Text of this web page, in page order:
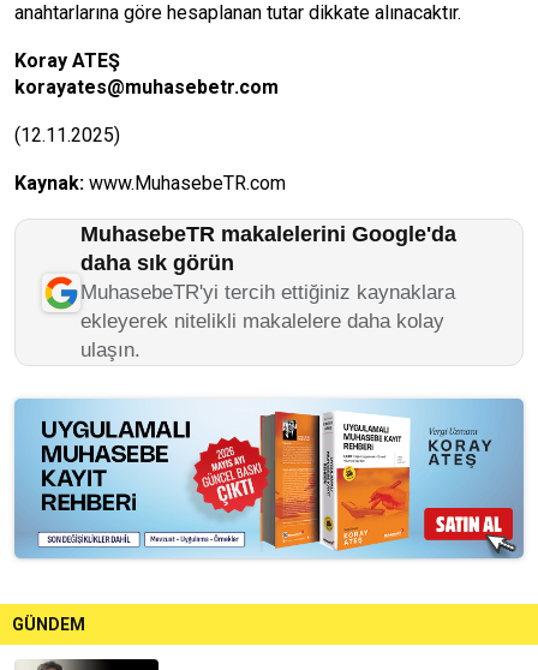
anahtarlarına göre hesaplanan tutar dikkate alınacaktır.
Koray ATEŞ
korayates@muhasebetr.com
(12.11.2025)
Kaynak: www.MuhasebeTR.com
MuhasebeTR makalelerini Google'da
daha sık görün
MuhasebeTR'yi tercih ettiğiniz kaynaklara
ekleyerek nitelikli makalelere daha kolay
ulaşın.
GÜNDEM